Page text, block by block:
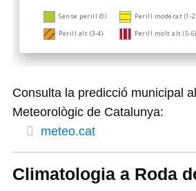
Consulta la predicció municipal
Meteorològic de Catalunya:
meteo.cat
Climatologia a Roda